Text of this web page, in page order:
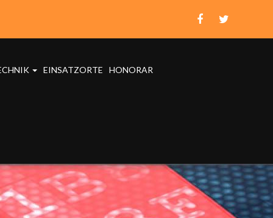
EINSATZORTE HONORAR